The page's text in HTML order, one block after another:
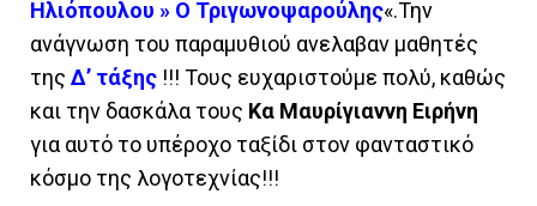
Ηλιόπουλου » Ο Τριγωνοψαρούλης«.Την
ανάγνωση του παραμυθιού ανελαβαν μαθητές
της Δ’ τάξης !!! Τους ευχαριστούμε πολύ, καθώς
και την δασκάλα τους Κα Μαυρίγιαννη Ειρήνη
για αυτό το υπέροχο ταξίδι στον φανταστικό
κόσμο της λογοτεχνίας!!!